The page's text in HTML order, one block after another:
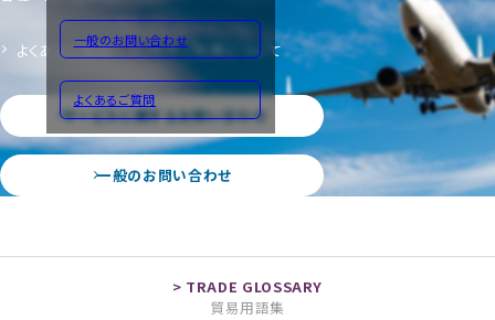
一般のお問い合わせ
よくあるご質問
よくあるご質問 サイトのご利用について
サービスに関するお問い合わせ
一般のお問い合わせ
貿易用語集